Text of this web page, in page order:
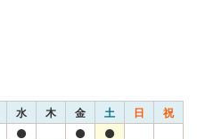
水 木 金 土 日 祝